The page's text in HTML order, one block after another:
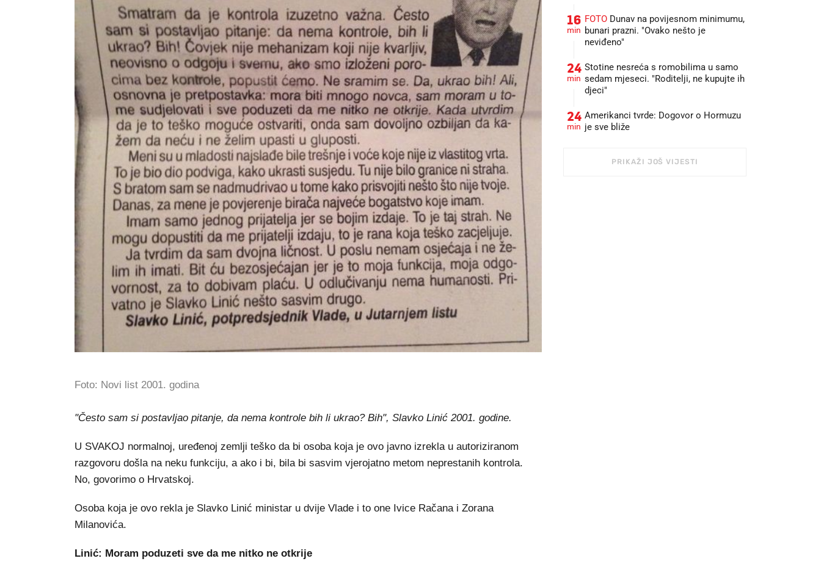
Foto: Novi list 2001. godina
"Često sam si postavljao pitanje, da nema kontrole bih li ukrao? Bih", Slavko Linić 2001. godine.
U SVAKOJ normalnoj, uređenoj zemlji teško da bi osoba koja je ovo javno izrekla u autoriziranom
razgovoru došla na neku funkciju, a ako i bi, bila bi sasvim vjerojatno metom neprestanih kontrola.
No, govorimo o Hrvatskoj.
Osoba koja je ovo rekla je Slavko Linić ministar u dvije Vlade i to one Ivice Račana i Zorana
Milanovića.
Linić: Moram poduzeti sve da me nitko ne otkrije
16
min
FOTO Dunav na povijesnom minimumu,
bunari prazni. "Ovako nešto je
neviđeno"
24
min
Stotine nesreća s romobilima u samo
sedam mjeseci. "Roditelji, ne kupujte ih
djeci"
24
min
Amerikanci tvrde: Dogovor o Hormuzu
je sve bliže
PRIKAŽI JOŠ VIJESTI